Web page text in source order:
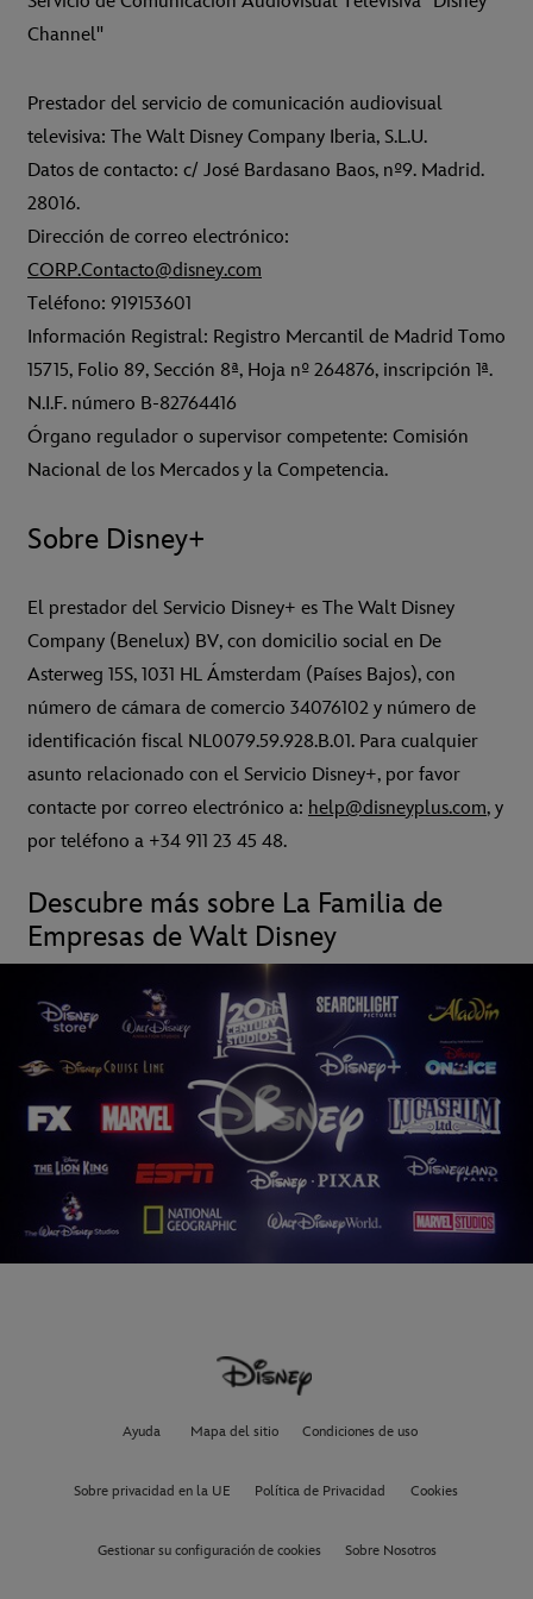
Channel"
Prestador del servicio de comunicación audiovisual
televisiva: The Walt Disney Company Iberia, S.L.U.
Datos de contacto: c/ José Bardasano Baos, nº9. Madrid.
28016.
Dirección de correo electrónico:
CORP.Contacto@disney.com
Teléfono: 919153601
Información Registral: Registro Mercantil de Madrid Tomo
15715, Folio 89, Sección 8ª, Hoja nº 264876, inscripción 1ª.
N.I.F. número B-82764416
Órgano regulador o supervisor competente: Comisión
Nacional de los Mercados y la Competencia.
Sobre Disney+
El prestador del Servicio Disney+ es The Walt Disney
Company (Benelux) BV, con domicilio social en De
Asterweg 15S, 1031 HL Ámsterdam (Países Bajos), con
número de cámara de comercio 34076102 y número de
identificación fiscal NL0079.59.928.B.01. Para cualquier
asunto relacionado con el Servicio Disney+, por favor
contacte por correo electrónico a: help@disneyplus.com, y
por teléfono a +34 911 23 45 48.
Descubre más sobre La Familia de
Empresas de Walt Disney
Ayuda Mapa del sitio Condiciones de uso
Sobre privacidad en la UE Política de Privacidad Cookies
Gestionar su configuración de cookies Sobre Nosotros